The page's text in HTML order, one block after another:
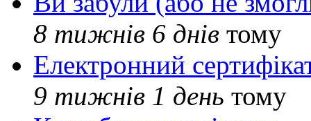
8 тижнів 6 днів тому
Електронний
9 тижнів 1 день тому